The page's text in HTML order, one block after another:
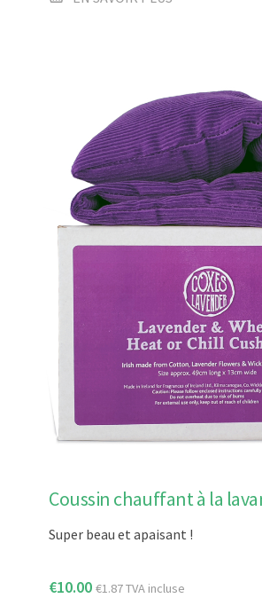
Coussin chauffant à la
Super beau et apaisant !
€10.00 €1.87TVA incluse